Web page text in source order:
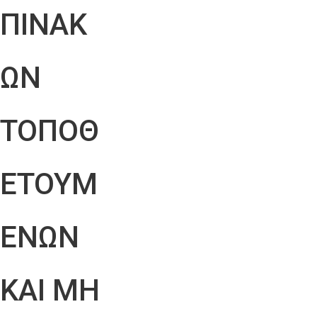
ΠΙΝΑΚ
ΩΝ
ΤΟΠΟΘ
ΕΤΟΥΜ
ΕΝΩΝ
ΚΑΙ ΜΗ